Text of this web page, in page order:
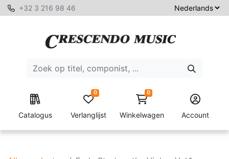
+32 3 216 98 46
Catalogus Verlanglijst
0 0
Winkelwagen Account